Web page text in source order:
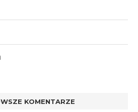
KOMENTARZE